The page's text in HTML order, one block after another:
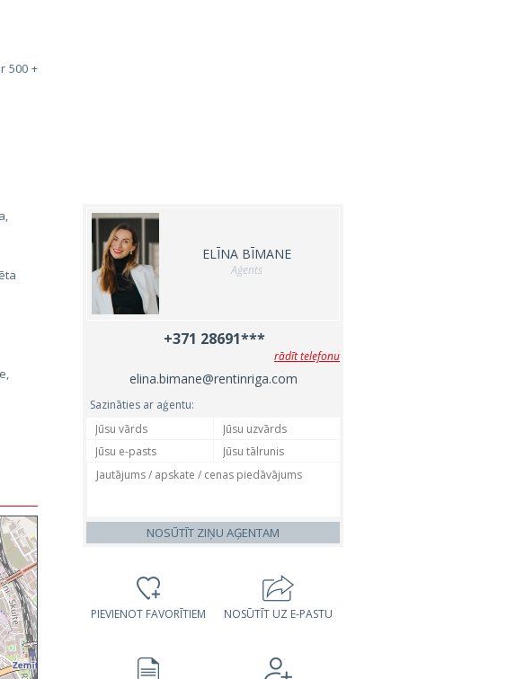
500 +
ELĪNA BĪMANE
Aģents
+371 28691***
rādīt telefonu
elina.bimane@rentinriga.com
Sazināties ar aģentu:
NOSŪTĪT ZIŅU AĢENTAM
PIEVIENOT FAVORĪTIEM NOSŪTĪT UZ E-PASTU